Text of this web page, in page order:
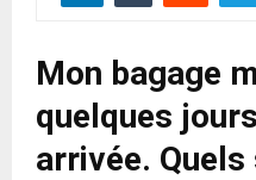
Mon bagage
quelques
arrivée.